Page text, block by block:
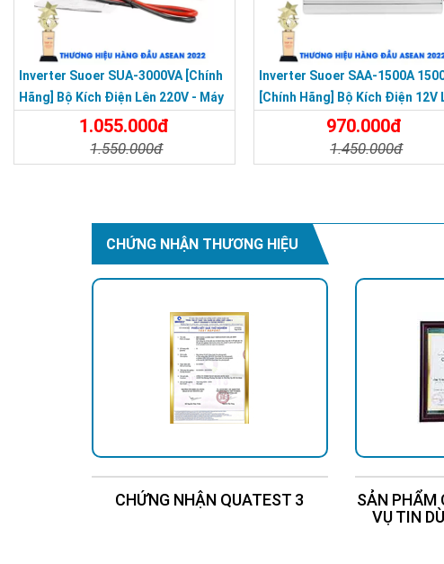
Inverter Suoer SUA-3000VA [Chính
Hãng] Bộ Kích Điện Lên 220V - Máy
Kích Điện Sóng Sin Mô Phỏng
1.055.000đ
1.550.000đ
Inverter Suoer SAA-1500A
[Chính Hãng] Bộ Kích Điện 12V
220V - Máy Kích Điện Sin Mô
970.000đ
1.450.000đ
CHỨNG NHẬN THƯƠNG HIỆU
CHỨNG NHẬN QUATEST 3
SẢN PHẨM
VỤ TIN